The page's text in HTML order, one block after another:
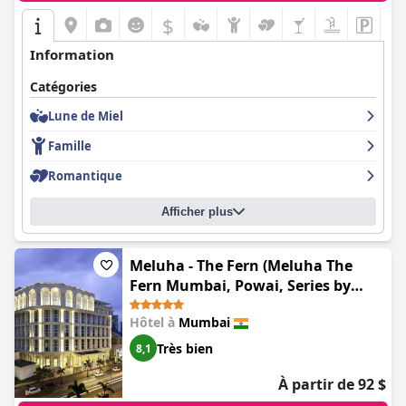
$
Information
Catégories
Lune de Miel
Famille
Romantique
Afficher plus
Meluha - The Fern (Meluha The
Fern Mumbai, Powai, Series by
Marriott)
Hôtel à Mumbai
8,1 Très bien
À partir de 92 $